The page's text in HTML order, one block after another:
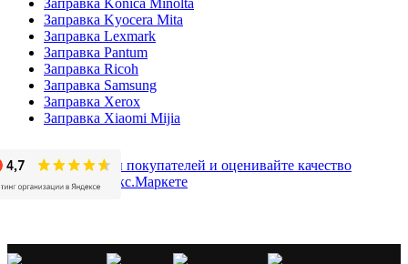
Заправка Kyocera Mita
Заправка Lexmark
Заправка Pantum
Заправка Ricoh
Заправка Samsung
Заправка Xerox
Заправка Xiaomi Mijia